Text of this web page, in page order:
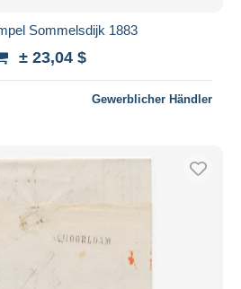
Sommelsdijk 1883
± 23,04 $
Gewerblicher Händler